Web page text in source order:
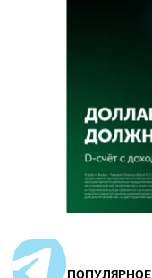
ПОПУЛЯРНОЕ